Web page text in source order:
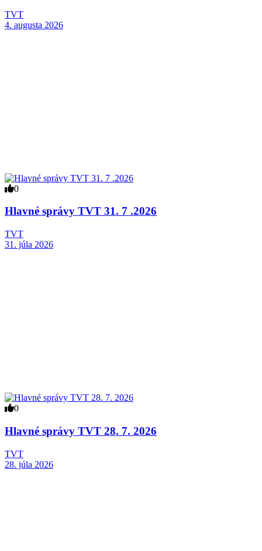
TVT
4. augusta 2026
0
Hlavné správy TVT 31. 7 .2026
TVT
31. júla 2026
0
Hlavné správy TVT 28. 7. 2026
TVT
28. júla 2026